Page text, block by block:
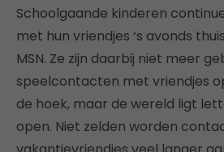
Schoolgaande kinderen
met hun vriendjes ‘s avonds
MSN. Ze zijn daarbij niet meer
speelcontacten met vriendjes
de hoek, maar de wereld ligt
open. Niet zelden worden